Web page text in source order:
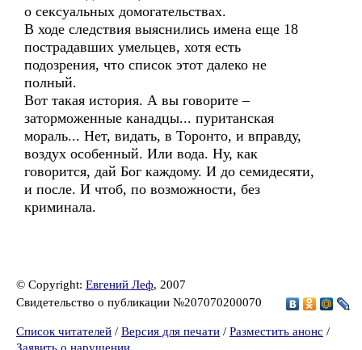
о сексуальных домогательствах.
В ходе следствия выяснились имена еще 18
пострадавших умельцев, хотя есть
подозрения, что список этот далеко не
полный.
Вот такая история. А вы говорите –
заторможенные канадцы... пуританская
мораль... Нет, видать, в Торонто, и вправду,
воздух особенный. Или вода. Ну, как
говорится, дай Бог каждому. И до семидесяти,
и после. И чтоб, по возможности, без
криминала.
© Copyright: Евгений Леф, 2007
Свидетельство о публикации №207070200070
Список читателей / Версия для печати / Разместить анонс /